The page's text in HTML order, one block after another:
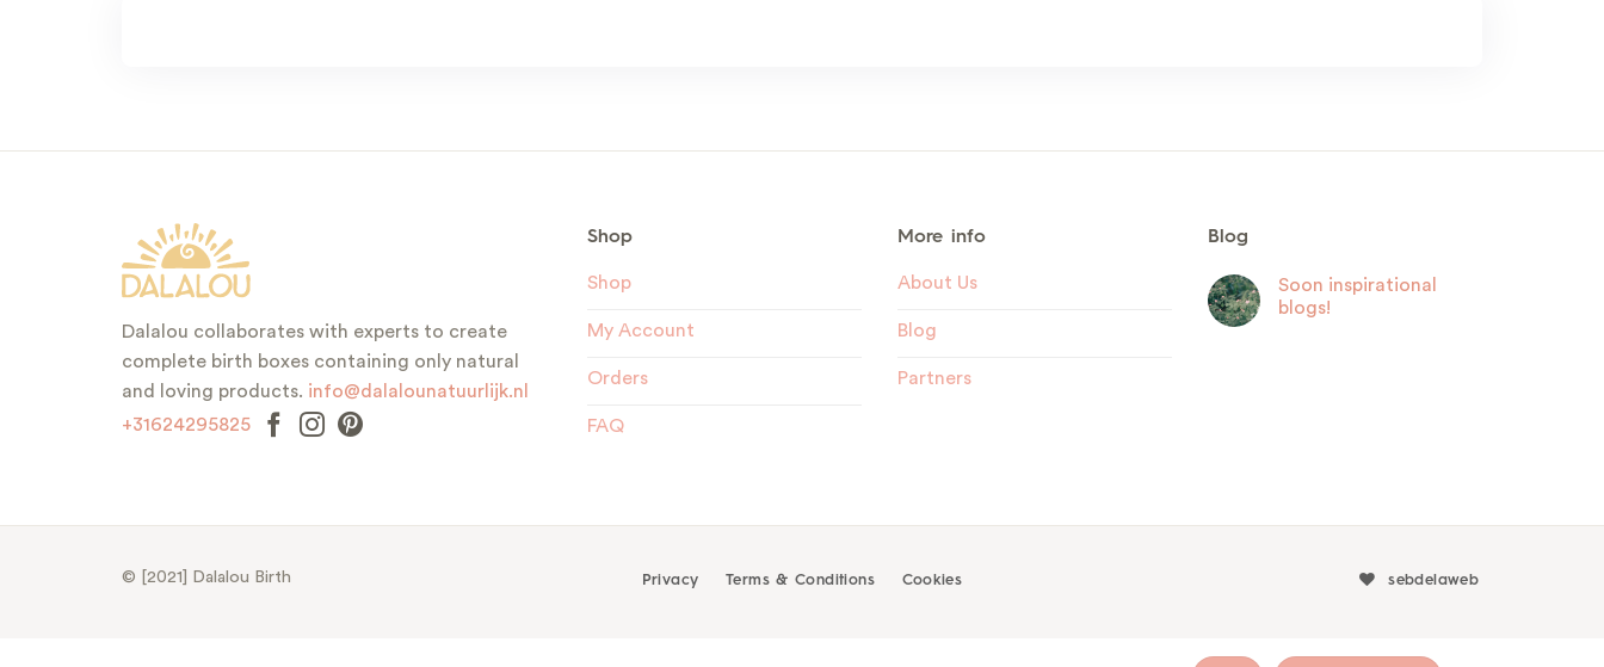
Dalalou collaborates with experts to create
complete birth boxes containing only natural
and loving products. info@dalalounatuurlijk.nl
+31624295825
Shop
Shop
My Account
Orders
FAQ
More info
About Us
Blog
Partners
Blog
Soon inspirational
blogs!
© [2021] Dalalou Birth Privacy Terms & Conditions Cookies sebdelaweb